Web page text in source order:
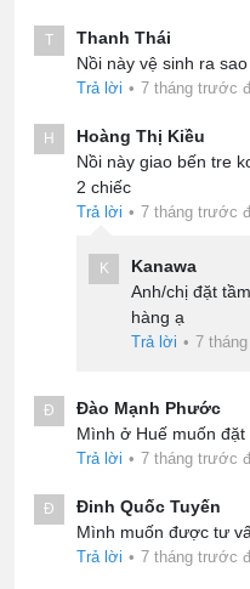
T
Thanh Thái
Nồi này vệ sinh ra
Trả lời • 7 tháng trước
H
Hoàng Thị Kiều
Nồi này giao bến tre
2 chiếc
Trả lời • 7 tháng trước
K
Kanawa
Anh/chị đặt
hàng ạ
Trả lời • 7
Đ
Đào Mạnh Phước
Mình ở Huế muốn
Trả lời • 7 tháng trước
Đ
Đinh Quốc Tuyến
Mình muốn được tư
Trả lời • 7 tháng trước